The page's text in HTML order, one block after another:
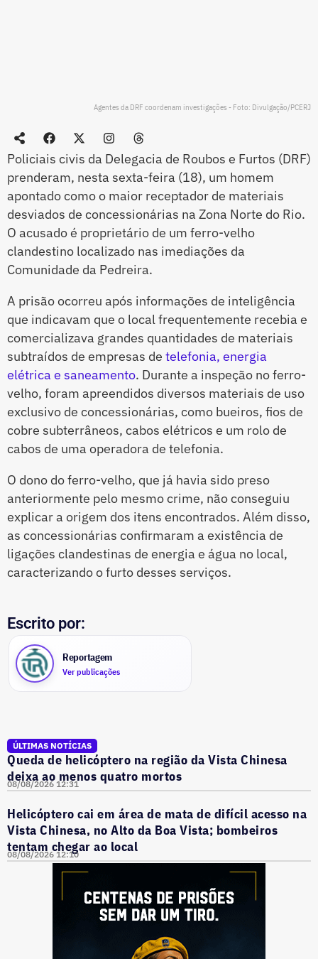
Agentes da DRF coordenam investigações - Foto: Divulgação/PCERJ
Policiais civis da Delegacia de Roubos e Furtos (DRF)
prenderam, nesta sexta-feira (18), um homem
apontado como o maior receptador de materiais
desviados de concessionárias na Zona Norte do Rio.
O acusado é proprietário de um ferro-velho
clandestino localizado nas imediações da
Comunidade da Pedreira.
A prisão ocorreu após informações de inteligência
que indicavam que o local frequentemente recebia e
comercializava grandes quantidades de materiais
subtraídos de empresas de telefonia, energia
elétrica e saneamento. Durante a inspeção no ferro-
velho, foram apreendidos diversos materiais de uso
exclusivo de concessionárias, como bueiros, fios de
cobre subterrâneos, cabos elétricos e um rolo de
cabos de uma operadora de telefonia.
O dono do ferro-velho, que já havia sido preso
anteriormente pelo mesmo crime, não conseguiu
explicar a origem dos itens encontrados. Além disso,
as concessionárias confirmaram a existência de
ligações clandestinas de energia e água no local,
caracterizando o furto desses serviços.
Escrito por:
Reportagem
Ver publicações
ÚLTIMAS NOTÍCIAS
Queda de helicóptero na região da Vista Chinesa
deixa ao menos quatro mortos
08/08/2026 12:31
Helicóptero cai em área de mata de difícil acesso na
Vista Chinesa, no Alto da Boa Vista; bombeiros
tentam chegar ao local
08/08/2026 12:10